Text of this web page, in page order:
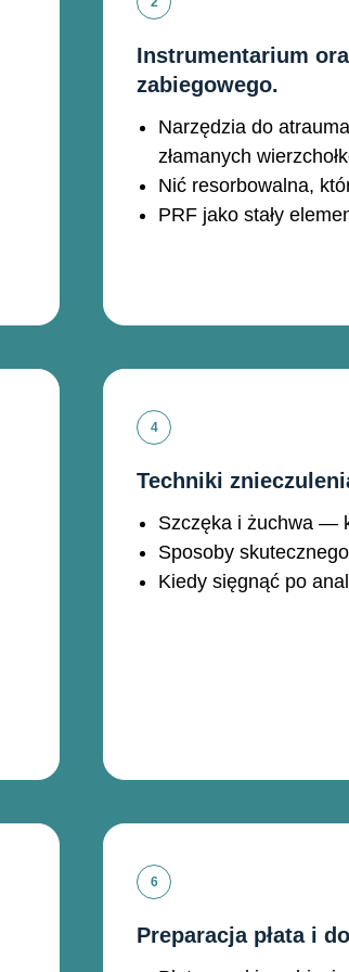
Instrumentarium
zabiegowego.
Narzędzia do
złamanych
Nić resorbowalna,
PRF jako stały
Techniki
Szczęka i żuchwa —
Sposoby
Kiedy sięgnąć po
Preparacja płata i